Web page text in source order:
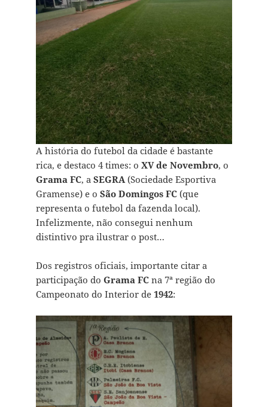
A história do futebol da cidade é bastante
rica, e destaco 4 times: o XV de Novembro, o
Grama FC, a SEGRA(Sociedade Esportiva
Gramense) e o São Domingos FC(que
representa o futebol da fazenda local).
Infelizmente, não consegui nenhum
distintivo pra ilustrar o post…
Dos registros oficiais, importante citar a
participação do Grama FC na 7ª região do
Campeonato do Interior de 1942: